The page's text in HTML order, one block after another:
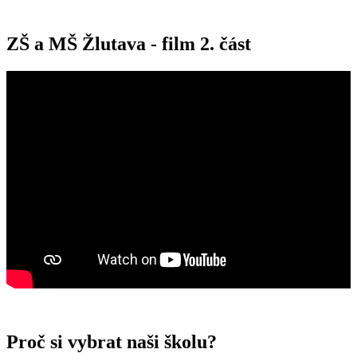
ZŠ a MŠ Žlutava - film 2. část
Proč si vybrat naši školu?